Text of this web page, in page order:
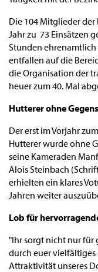
Die 104 Mitglieder
Jahr zu 73 Einsätzen
Stunden
entfallen auf die
die Organisation der
heuer zum 40. Mal
Hutterer ohne
Der erst im Vorjahr
Hutterer wurde ohne
seine Kameraden
Alois Steinbach
erhielten ein klares
Jahren weiter
Lob für
"Ihr sorgt nicht nur für
durch euer
Attraktivität unseres